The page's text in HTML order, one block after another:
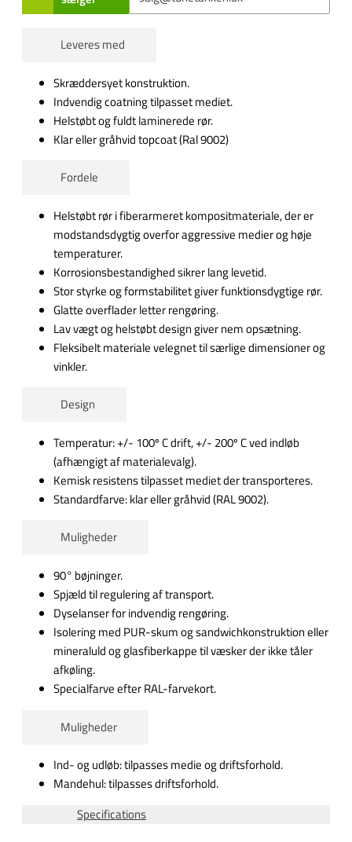
Leveres med
Skræddersyet konstruktion.
Indvendig coatning tilpasset mediet.
Helstøbt og fuldt laminerede rør.
Klar eller gråhvid topcoat (Ral 9002)
Fordele
Helstøbt rør i fiberarmeret kompositmateriale, der er
modstandsdygtig overfor aggressive medier og høje
temperaturer.
Korrosionsbestandighed sikrer lang levetid.
Stor styrke og formstabilitet giver funktionsdygtige rør.
Glatte overflader letter rengøring.
Lav vægt og helstøbt design giver nem opsætning.
Fleksibelt materiale velegnet til særlige dimensioner og
vinkler.
Design
Temperatur: +/- 100º C drift, +/- 200º C ved indløb
(afhængigt af materialevalg).
Kemisk resistens tilpasset mediet der transporteres.
Standardfarve: klar eller gråhvid (RAL 9002).
Muligheder
90° bøjninger.
Spjæld til regulering af transport.
Dyselanser for indvendig rengøring.
Isolering med PUR-skum og sandwichkonstruktion eller
mineraluld og glasfiberkappe til væsker der ikke tåler
afkøling.
Specialfarve efter RAL-farvekort.
Muligheder
Ind- og udløb: tilpasses medie og driftsforhold.
Mandehul: tilpasses driftsforhold.
Specifications